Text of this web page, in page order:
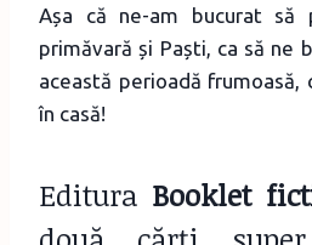
Așa că ne-am bucurat să
primăvară și Paști, ca să ne
această perioadă frumoasă,
în casă!
Editura Booklet